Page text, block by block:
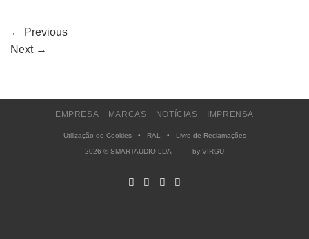
← Previous
Next →
EMPRESA MARCAS NOTÍCIAS IMPRENSA
Utilização de Cookies• RAL • Livro de Reclamações
2026 © SMARTAUDIO LDA by VIRGU